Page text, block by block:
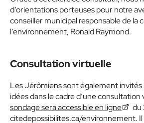
d’orientations porteuses pour notre
conseiller municipal responsable de la
l’environnement, Ronald Raymond.
Consultation virtuelle
Les Jérômiens sont également
idées dans le cadre d’une consultation
sondage sera accessible en ligne
du
citedepossibilites.ca/environnement.